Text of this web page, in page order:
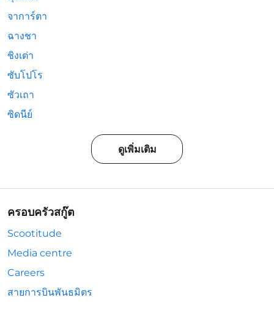
จาการ์ตา
ฉางชา
ชิงเต่า
ซับโปโร
ซัวเถา
ซิดนีย์
ดูเพิ่มเติม
ครอบครัวสกู๊ต
Scootitude
Media centre
Careers
สายการบินพันธมิตร